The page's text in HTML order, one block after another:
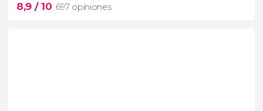
8,9 / 10 697 opiniones